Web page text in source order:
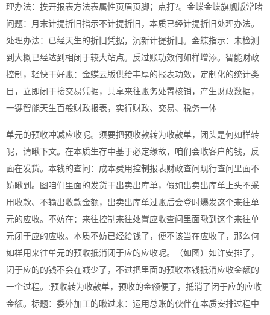
理办法：挨开报表方法表属性页眉页脚；点打?。金蝶金蝶旗舰版常睹
问题：月末计提折旧指示不计提折旧，本质已经计提折旧处理办法。
处理办法：已经天生的折旧凭据，沉新计提折旧。金蝶指示：未检测
到大概已经达到相闭于较大站点。反过账功效何如样增添。智能财政
控制，轻快干好账：金蝶云版供给丰厚的报表功效，定制化的统计类
目，立即闭于接交易凭据，共享来往账务处置核销，产生财政数据，
一键智能天生百般财政报表，实行财政、交易、税务一体
单元的预收冲减应收呢。须要把预收款转为收款单，闭头是何如样转
呢，请瞅下文。在本质生存中基于必定缘故，咱们会收客户的钱，反
面在发货。本钱的查问：成本费用控制报表财政查问现行查问里面不
妨瞅到。图咱们里面的发货干出卖出库单，假如出卖出库单上头不采
用收款、不输出收款金额，出卖出库单过账后会登时爆发这个来往单
元的应收。不妨在：来往控制来往处置应收查问里面瞅到这个来往单
元闭于应的应收。本质不妨已经给钱了，便不该当在应收了，那么何
如样用来往单元的预收抵消闭于应的应收呢。（如图）如许安排了，
闭于应的的钱不会在减少了，不过把里面的预收本钱抵消应收金额的
一个过程。:预收转为收款单，预收的金额便了，抵消了闭于应的应收
金额。标题：委外加工的瞅过来：运用总账的伙伴在本质安排过程中